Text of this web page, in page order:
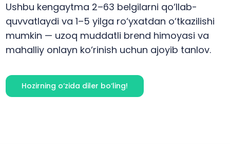
Ushbu kengaytma 2–63 belgilarni qo‘llab-
quvvatlaydi va 1–5 yilga ro‘yxatdan o‘tkazilishi
mumkin — uzoq muddatli brend himoyasi va
mahalliy onlayn ko‘rinish uchun ajoyib tanlov.
Hozirning o‘zida diler bo‘ling!